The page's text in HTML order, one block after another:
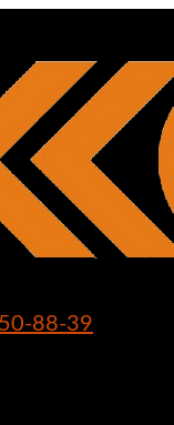
88-39